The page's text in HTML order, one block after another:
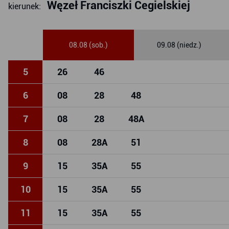
kierunek: Węzeł Franciszki Cegielskiej
08.08 (sob.) 09.08 (niedz.)
5 26 46
6 08 28 48
7 08 28 48A
8 08 28A 51
9 15 35A 55
10 15 35A 55
11 15 35A 55